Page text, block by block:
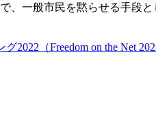
、一般市民を黙らせる手段
2022（Freedom on the Net